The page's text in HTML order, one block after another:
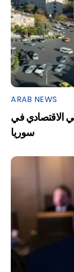
ARAB NEWS
الاقتصادي في
سوريا